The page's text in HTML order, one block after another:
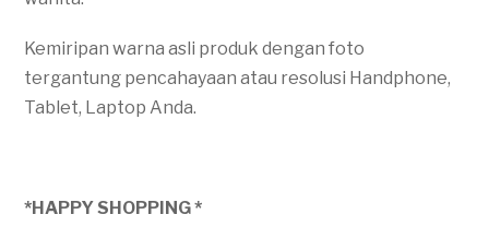
Kemiripan warna asli produk dengan foto
tergantung pencahayaan atau resolusi Handphone,
Tablet, Laptop Anda.
*HAPPY SHOPPING *